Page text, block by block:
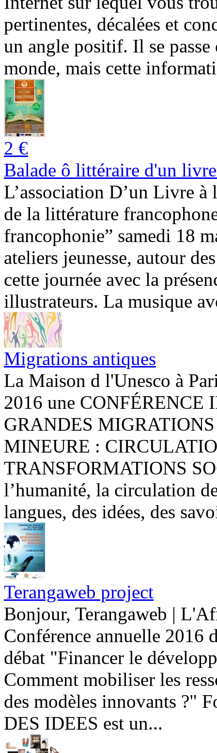
pertinentes, décalées et
un angle positif. Il se passe
monde, mais cette
2 €
Balade ô littéraire d'un
L’association D’un Livre
de la littérature
francophonie” samedi 18
ateliers jeunesse, autour
cette journée avec la
illustrateurs. La musique
Migrations antiques
La Maison d l'Unesco à
2016 une
GRANDES
MINEURE :
TRANSFORMATIONS
l’humanité, la circulation
langues, des idées, des
Terangaweb project
Bonjour, Terangaweb |
Conférence annuelle 2016
débat "Financer le
Comment mobiliser les
des modèles innovants ?"
DES IDEES est un...